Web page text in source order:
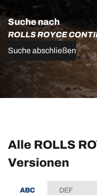
Suche nach
ROLLS ROYCE
Suche abschließen
Alle ROLLS
Versionen
ABC DEF